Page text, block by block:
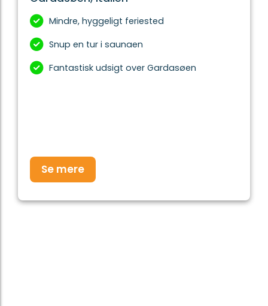
Mindre, hyggeligt feriested
Snup en tur i saunaen
Fantastisk udsigt over Gardasøen
Se mere